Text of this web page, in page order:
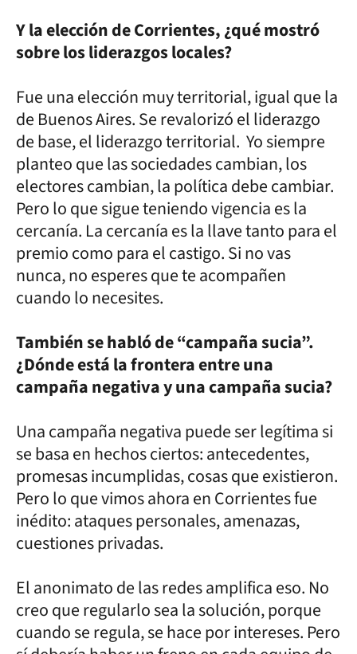
Y la elección de Corrientes, ¿qué mostró
sobre los liderazgos locales?
Fue una elección muy territorial, igual que la
de Buenos Aires. Se revalorizó el liderazgo
de base, el liderazgo territorial. Yo siempre
planteo que las sociedades cambian, los
electores cambian, la política debe cambiar.
Pero lo que sigue teniendo vigencia es la
cercanía. La cercanía es la llave tanto para el
premio como para el castigo. Si no vas
nunca, no esperes que te acompañen
cuando lo necesites.
También se habló de “campaña sucia”.
¿Dónde está la frontera entre una
campaña negativa y una campaña sucia?
Una campaña negativa puede ser legítima si
se basa en hechos ciertos: antecedentes,
promesas incumplidas, cosas que existieron.
Pero lo que vimos ahora en Corrientes fue
inédito: ataques personales, amenazas,
cuestiones privadas.
El anonimato de las redes amplifica eso. No
creo que regularlo sea la solución, porque
cuando se regula, se hace por intereses. Pero